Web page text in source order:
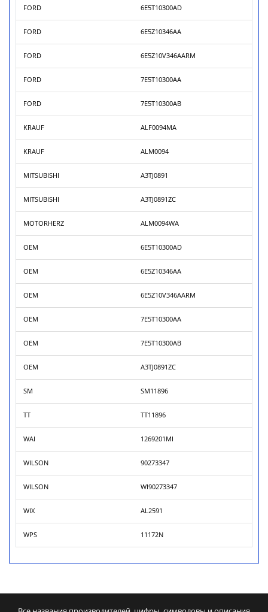
FORD 6E5T10300AD
FORD 6E5Z10346AA
FORD 6E5Z10V346AARM
FORD 7E5T10300AA
FORD 7E5T10300AB
KRAUF ALF0094MA
KRAUF ALM0094
MITSUBISHI A3TJ0891
MITSUBISHI A3TJ0891ZC
MOTORHERZ ALM0094WA
OEM 6E5T10300AD
OEM 6E5Z10346AA
OEM 6E5Z10V346AARM
OEM 7E5T10300AA
OEM 7E5T10300AB
OEM A3TJ0891ZC
SM SM11896
TT TT11896
WAI 1269201MI
WILSON 90273347
WILSON WI90273347
WIX AL2591
WPS 11172N